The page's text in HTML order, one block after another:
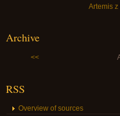
Artemis
Archive
<<
RSS
Overview of sources